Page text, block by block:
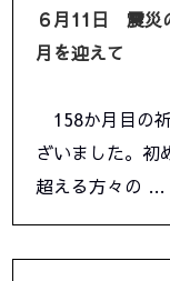
６月11日 震災
月を迎えて
158か月目の
ざいました。初
超える方々の …